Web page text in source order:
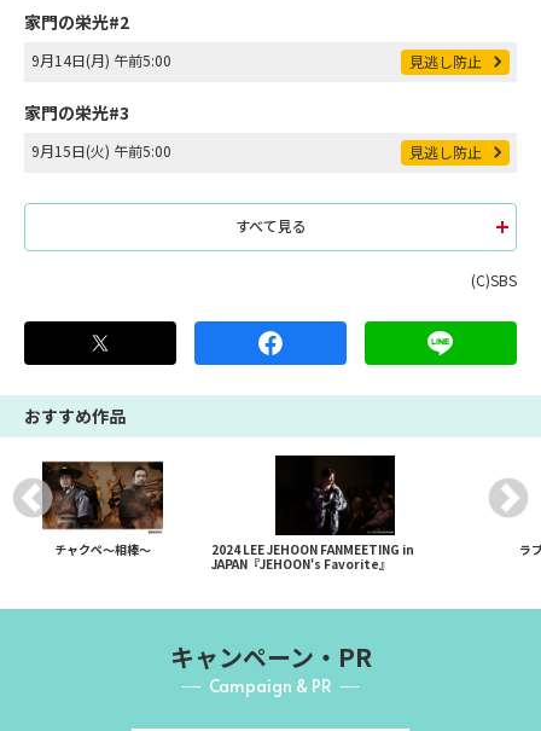
家門の栄光#2
9月14日(月) 午前5:00 見逃し防止
家門の栄光#3
9月15日(火) 午前5:00 見逃し防止
すべて見る
(C)SBS
おすすめ作品
チャクペ～相棒～
2024 LEE JEHOON FANMEETING in
JAPAN『JEHOON's Favorite』
ラ
キャンペーン・PR
Campaign & PR